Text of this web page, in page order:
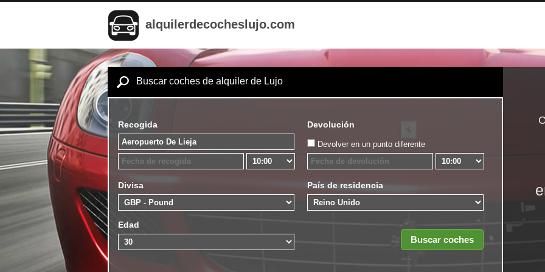
alquilerdecocheslujo.com
Buscar coches de alquiler de Lujo
Recogida Devolución
Devolver en un punto diferente
Divisa País de residencia
Edad